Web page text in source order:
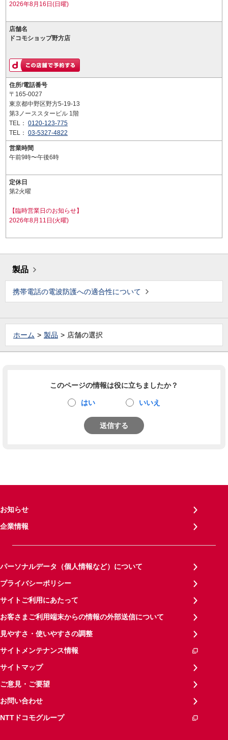
2026年8月16日(日曜)
店舗名
ドコモショップ野方店
住所/電話番号
〒165-0027
東京都中野区野方5-19-13
第3ノーススタービル 1階
TEL： 0120-123-775
TEL： 03-5327-4822
営業時間
午前9時〜午後6時
定休日
第2火曜
【臨時営業日のお知らせ】
2026年8月11日(火曜)
製品
携帯電話の電波防護への適合性について
ホーム 製品 店舗の選択
このページの情報は役に立ちましたか？
はい いいえ
送信する
お知らせ
企業情報
パーソナルデータ（個人情報など）について
プライバシーポリシー
サイトご利用にあたって
お客さまご利用端末からの情報の外部送信について
見やすさ・使いやすさの調整
サイトメンテナンス情報
サイトマップ
ご意見・ご要望
お問い合わせ
NTTドコモグループ